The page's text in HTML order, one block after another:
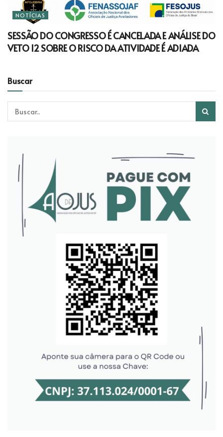
NOTÍCIAS
SESSÃO DO CONGRESSO É CANCELADA E ANÁLISE DO
VETO 12 SOBRE O RISCO DA ATIVIDADE É ADIADA
Buscar